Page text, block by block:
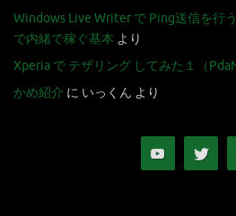
Windows Live Writer で Ping送信を行
で内緒で稼ぐ基本 より
Xperia で テザリング してみた１（
かめ紹介 に いっくん より